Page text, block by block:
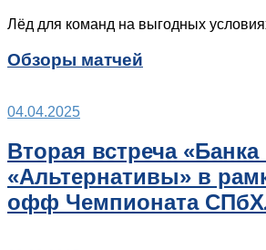
Лёд для команд на выгодных
Обзоры матчей
04.04.2025
Вторая встреча
«Альтернативы» в
офф Чемпионата